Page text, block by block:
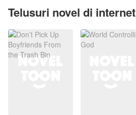
Telusuri novel di internet